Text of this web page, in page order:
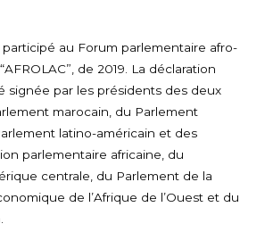
participé au Forum parlementaire afro-
de 2019. La déclaration
signée par les présidents des deux
marocain, du Parlement
latino-américain et des
parlementaire africaine, du
centrale, du Parlement de la
de l’Afrique de l’Ouest et du